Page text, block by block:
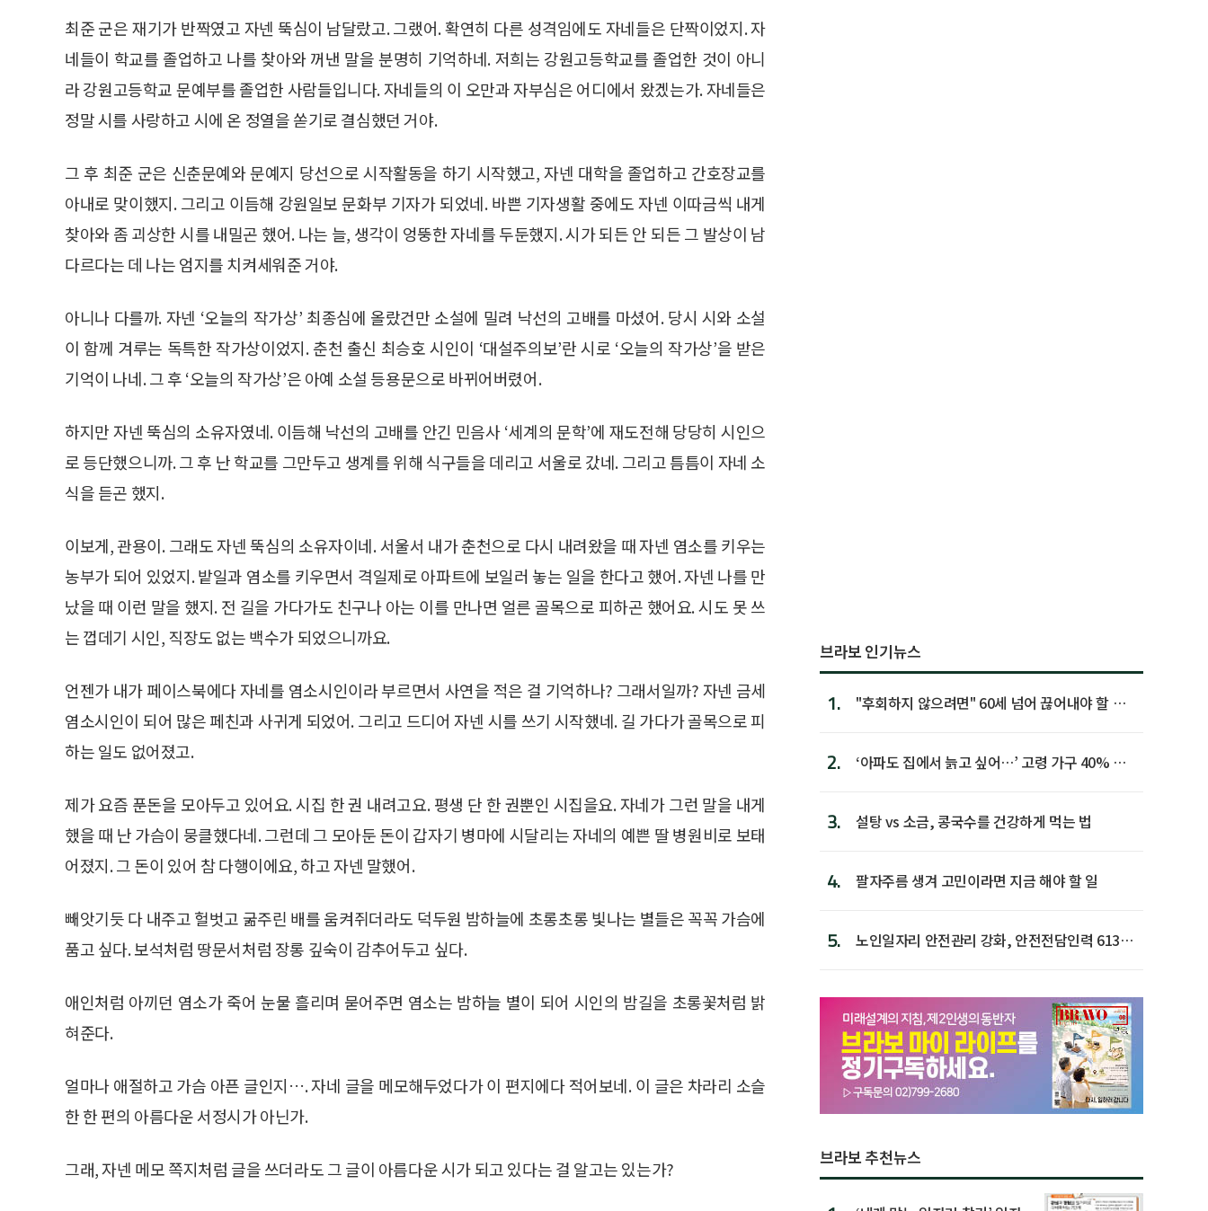
최준 군은 재기가 반짝였고 자넨 뚝심이 남달랐고. 그랬어. 확연히 다른 성격임에도 자네들은 단짝이었지. 자
네들이 학교를 졸업하고 나를 찾아와 꺼낸 말을 분명히 기억하네. 저희는 강원고등학교를 졸업한 것이 아니
라 강원고등학교 문예부를 졸업한 사람들입니다. 자네들의 이 오만과 자부심은 어디에서 왔겠는가. 자네들은
정말 시를 사랑하고 시에 온 정열을 쏟기로 결심했던 거야.
그 후 최준 군은 신춘문예와 문예지 당선으로 시작활동을 하기 시작했고, 자넨 대학을 졸업하고 간호장교를
아내로 맞이했지. 그리고 이듬해 강원일보 문화부 기자가 되었네. 바쁜 기자생활 중에도 자넨 이따금씩 내게
찾아와 좀 괴상한 시를 내밀곤 했어. 나는 늘, 생각이 엉뚱한 자네를 두둔했지. 시가 되든 안 되든 그 발상이 남
다르다는 데 나는 엄지를 치켜세워준 거야.
아니나 다를까. 자넨 ‘오늘의 작가상’ 최종심에 올랐건만 소설에 밀려 낙선의 고배를 마셨어. 당시 시와 소설
이 함께 겨루는 독특한 작가상이었지. 춘천 출신 최승호 시인이 ‘대설주의보’란 시로 ‘오늘의 작가상’을 받은
기억이 나네. 그 후 ‘오늘의 작가상’은 아예 소설 등용문으로 바뀌어버렸어.
하지만 자넨 뚝심의 소유자였네. 이듬해 낙선의 고배를 안긴 민음사 ‘세계의 문학’에 재도전해 당당히 시인으
로 등단했으니까. 그 후 난 학교를 그만두고 생계를 위해 식구들을 데리고 서울로 갔네. 그리고 틈틈이 자네 소
식을 듣곤 했지.
이보게, 관용이. 그래도 자넨 뚝심의 소유자이네. 서울서 내가 춘천으로 다시 내려왔을 때 자넨 염소를 키우는
농부가 되어 있었지. 밭일과 염소를 키우면서 격일제로 아파트에 보일러 놓는 일을 한다고 했어. 자넨 나를 만
났을 때 이런 말을 했지. 전 길을 가다가도 친구나 아는 이를 만나면 얼른 골목으로 피하곤 했어요. 시도 못 쓰
는 껍데기 시인, 직장도 없는 백수가 되었으니까요.
언젠가 내가 페이스북에다 자네를 염소시인이라 부르면서 사연을 적은 걸 기억하나? 그래서일까? 자넨 금세
염소시인이 되어 많은 페친과 사귀게 되었어. 그리고 드디어 자넨 시를 쓰기 시작했네. 길 가다가 골목으로 피
하는 일도 없어졌고.
제가 요즘 푼돈을 모아두고 있어요. 시집 한 권 내려고요. 평생 단 한 권뿐인 시집을요. 자네가 그런 말을 내게
했을 때 난 가슴이 뭉클했다네. 그런데 그 모아둔 돈이 갑자기 병마에 시달리는 자네의 예쁜 딸 병원비로 보태
어졌지. 그 돈이 있어 참 다행이에요, 하고 자넨 말했어.
빼앗기듯 다 내주고 헐벗고 굶주린 배를 움켜쥐더라도 덕두원 밤하늘에 초롱초롱 빛나는 별들은 꼭꼭 가슴에
품고 싶다. 보석처럼 땅문서처럼 장롱 깊숙이 감추어두고 싶다.
애인처럼 아끼던 염소가 죽어 눈물 흘리며 묻어주면 염소는 밤하늘 별이 되어 시인의 밤길을 초롱꽃처럼 밝
혀준다.
얼마나 애절하고 가슴 아픈 글인지…. 자네 글을 메모해두었다가 이 편지에다 적어보네. 이 글은 차라리 소슬
한 한 편의 아름다운 서정시가 아닌가.
그래, 자넨 메모 쪽지처럼 글을 쓰더라도 그 글이 아름다운 시가 되고 있다는 걸 알고는 있는가?
브라보 인기뉴스
1.
"후회하지 않으려면" 60세 넘어 끊어내야 할 사
2.
‘아파도 집에서 늙고 싶어…’ 고령 가구 40% 노
3. 설탕 vs 소금, 콩국수를 건강하게 먹는 법
4. 팔자주름 생겨 고민이라면 지금 해야 할 일
5.
노인일자리 안전관리 강화, 안전전담인력 613명
브라보 추천뉴스